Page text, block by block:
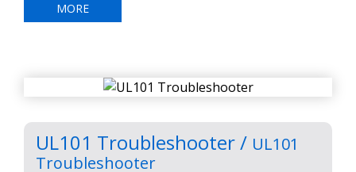
MORE
UL101 Troubleshooter / UL101
Troubleshooter